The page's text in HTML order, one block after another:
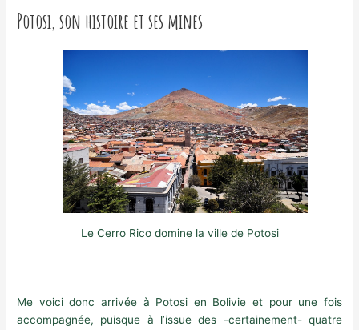
Potosi, son histoire et ses mines
Le Cerro Rico domine la ville de Potosi
Me voici donc arrivée à Potosi en Bolivie et pour une fois
accompagnée, puisque à l’issue des -certainement- quatre